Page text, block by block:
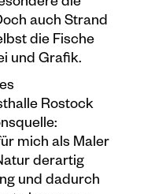
die
auch Strand
die Fische
und Grafik.
Rostock
mich als Maler
derartig
und dadurch